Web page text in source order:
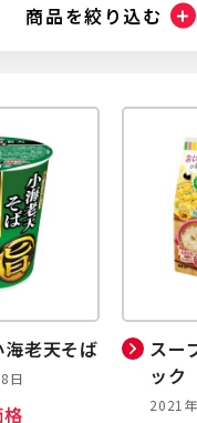
商品を絞り込む
老天そば
日
スー
ッ
2021